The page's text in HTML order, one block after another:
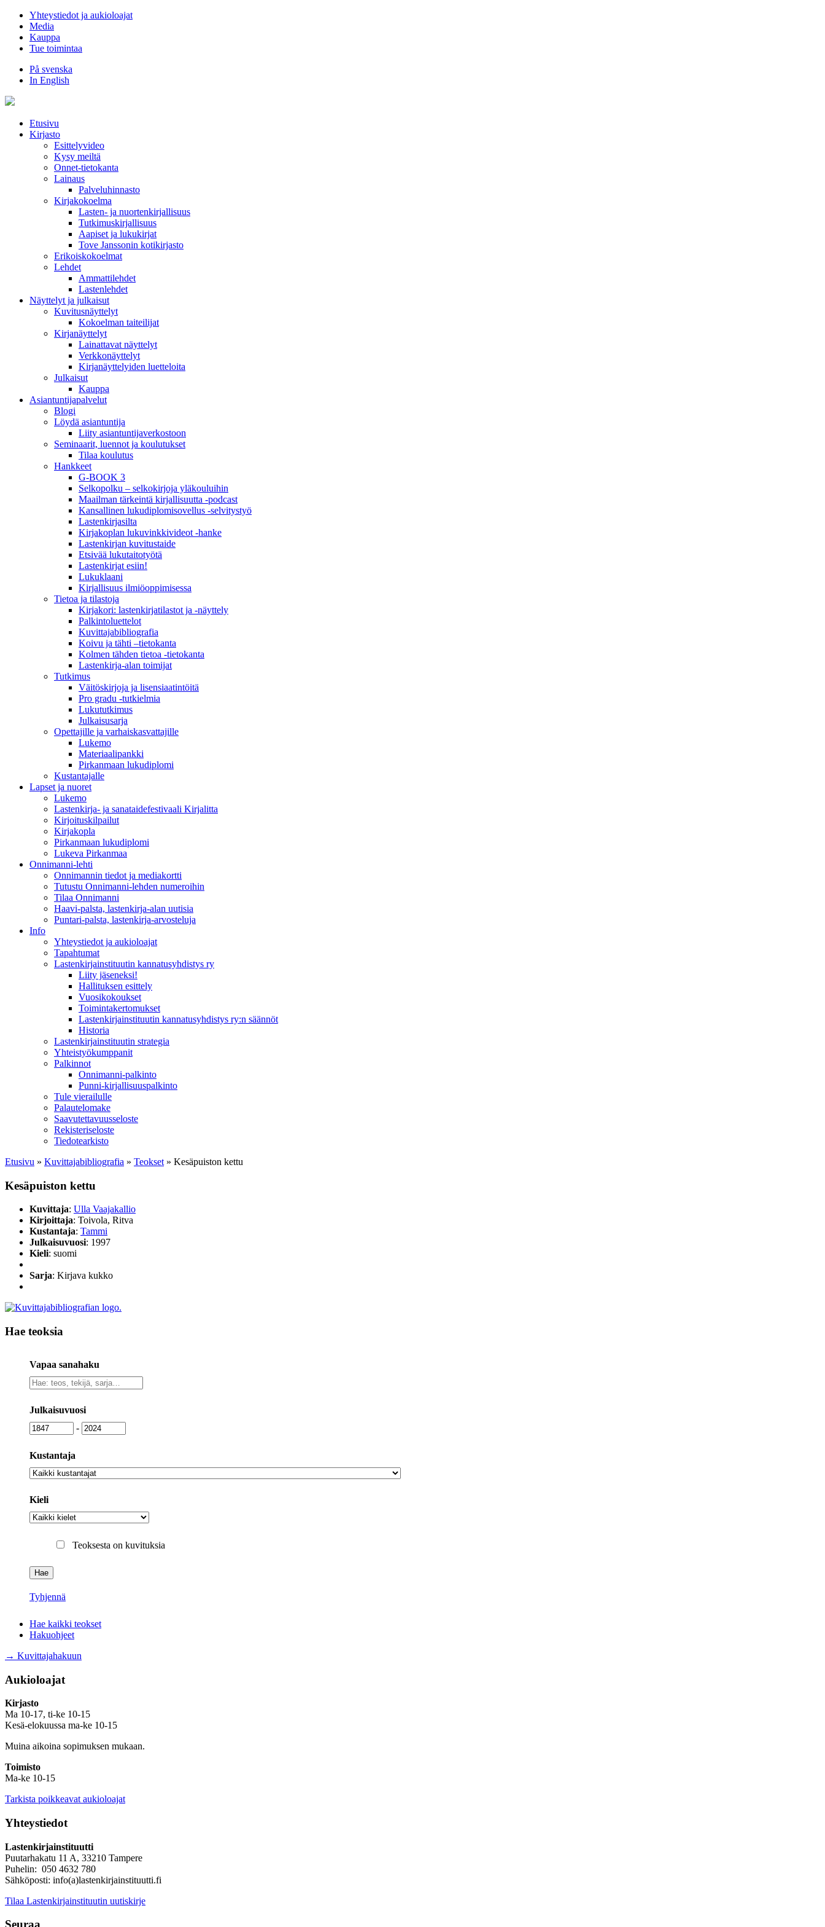
Hyppää
sisältöön
Yhteystiedot ja aukioloajat
Media
Kauppa
Tue toimintaa
På svenska
In English
Etusivu
Kirjasto
Esittelyvideo
Kysy meiltä
Onnet-tietokanta
Lainaus
Palveluhinnasto
Kirjakokoelma
Lasten- ja nuortenkirjallisuus
Tutkimuskirjallisuus
Aapiset ja lukukirjat
Tove Janssonin kotikirjasto
Erikoiskokoelmat
Lehdet
Ammattilehdet
Lastenlehdet
Näyttelyt ja julkaisut
Kuvitusnäyttelyt
Kokoelman taiteilijat
Kirjanäyttelyt
Lainattavat näyttelyt
Verkkonäyttelyt
Kirjanäyttelyiden luetteloita
Julkaisut
Kauppa
Asiantuntija­palvelut
Blogi
Löydä asiantuntija
Liity asiantuntijaverkostoon
Seminaarit, luennot ja koulutukset
Tilaa koulutus
Hankkeet
G-BOOK 3
Selkopolku – selkokirjoja yläkouluihin
Maailman tärkeintä kirjallisuutta -podcast
Kansallinen lukudiplomisovellus -selvitystyö
Lastenkirjasilta
Kirjakoplan lukuvinkkivideot -hanke
Lastenkirjan kuvitustaide
Etsivää lukutaitotyötä
Lastenkirjat esiin!
Lukuklaani
Kirjallisuus ilmiöoppimisessa
Tietoa ja tilastoja
Kirjakori: lastenkirjatilastot ja -näyttely
Palkintoluettelot
Kuvittaja­bibliografia
Koivu ja tähti –tietokanta
Kolmen tähden tietoa -tietokanta
Lastenkirja-alan toimijat
Tutkimus
Väitöskirjoja ja lisensiaatintöitä
Pro gradu -tutkielmia
Lukututkimus
Julkaisusarja
Opettajille ja varhaiskasvattajille
Lukemo
Materiaalipankki
Pirkanmaan lukudiplomi
Kustantajalle
Lapset ja nuoret
Lukemo
Lastenkirja- ja sanataidefestivaali Kirjalitta
Kirjoituskilpailut
Kirjakopla
Pirkanmaan lukudiplomi
Lukeva Pirkanmaa
Onnimanni-lehti
Onnimannin tiedot ja mediakortti
Tutustu Onnimanni-lehden numeroihin
Tilaa Onnimanni
Haavi-palsta, lastenkirja-alan uutisia
Puntari-palsta, lastenkirja-arvosteluja
Info
Yhteystiedot ja aukioloajat
Tapahtumat
Lastenkirjainstituutin kannatusyhdistys ry
Liity jäseneksi!
Hallituksen esittely
Vuosikokoukset
Toimintakertomukset
Lastenkirjainstituutin kannatusyhdistys ry:n säännöt
Historia
Lastenkirjainstituutin strategia
Yhteistyökumppanit
Palkinnot
Onnimanni-palkinto
Punni-kirjallisuuspalkinto
Tule vierailulle
Palautelomake
Saavutettavuusseloste
Rekisteriseloste
Tiedotearkisto
Etusivu » Kuvittaja­bibliografia » Teokset » Kesäpuiston kettu
Kesäpuiston kettu
Kuvittaja: Ulla Vaajakallio
Kirjoittaja: Toivola, Ritva
Kustantaja: Tammi
Julkaisuvuosi: 1997
Kieli: suomi
Sarja: Kirjava kukko
Hae teoksia
Vapaa sanahaku
Vapaa
sanahaku
Julkaisuvuosi
Julkaisuvuosi
- Julkaisuvuosi
Kustantaja
Kustantaja
Kieli
Kieli
Teoksesta on kuvituksia
Tyhjennä
Hae kaikki teokset
Hakuohjeet
→ Kuvittajahakuun
Aukioloajat
Kirjasto
Ma 10-17, ti-ke 10-15
Kesä-elokuussa ma-ke 10-15
Muina aikoina sopimuksen mukaan.
Toimisto
Ma-ke 10-15
Tarkista poikkeavat aukioloajat
Yhteystiedot
Lastenkirjainstituutti
Puutarhakatu 11 A, 33210 Tampere
Puhelin: 050 4632 780
Sähköposti: info(a)lastenkirjainstituutti.fi
Tilaa Lastenkirjainstituutin uutiskirje